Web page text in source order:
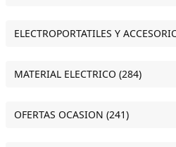
ELECTROPORTATILES Y
MATERIAL ELECTRICO (284)
OFERTAS OCASION (241)